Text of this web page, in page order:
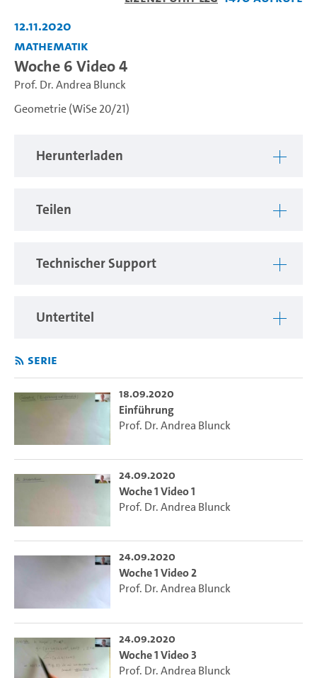
12.11.2020
Mathematik
Woche 6 Video 4
Prof. Dr. Andrea Blunck
Geometrie (WiSe 20/21)
Herunterladen
Teilen
Technischer Support
Untertitel
Serie
18.09.2020
Einführung
Prof. Dr. Andrea Blunck
24.09.2020
Woche 1 Video 1
Prof. Dr. Andrea Blunck
24.09.2020
Woche 1 Video 2
Prof. Dr. Andrea Blunck
24.09.2020
Woche 1 Video 3
Prof. Dr. Andrea Blunck